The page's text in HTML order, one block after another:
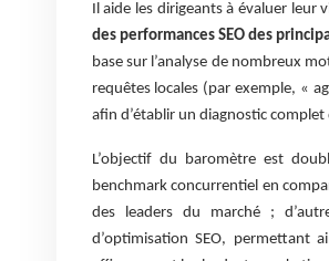
Il aide les dirigeants à évaluer leur
des performances SEO des
base sur l’analyse de nombreux
requêtes locales (par exemple, «
afin d’établir un diagnostic
L’objectif du baromètre est
benchmark concurrentiel en
des leaders du marché ;
d’optimisation SEO, permettant